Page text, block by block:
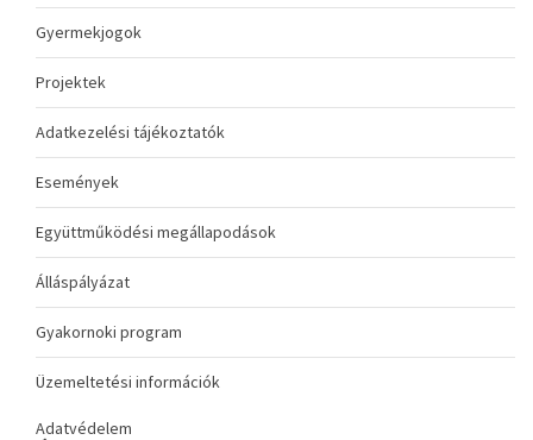
Gyermekjogok
Projektek
Adatkezelési tájékoztatók
Események
Együttműködési megállapodások
Álláspályázat
Gyakornoki program
Üzemeltetési információk
Adatvédelem